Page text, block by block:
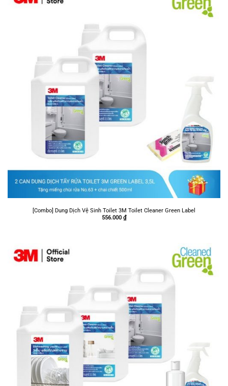
[Combo] Dung Dịch Vệ Sinh Toilet 3M Toilet Cleaner Green Label
556.000 ₫